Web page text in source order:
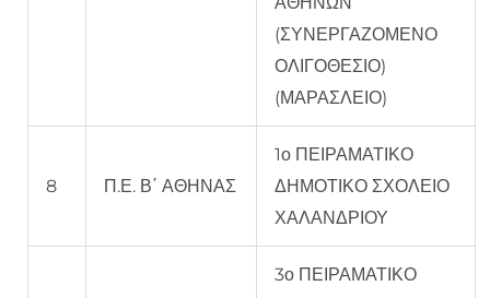
(ΣΥΝΕΡΓΑΖΟΜΕΝΟ
ΟΛΙΓΟΘΕΣΙΟ)
(ΜΑΡΑΣΛΕΙΟ)
8 Π.Ε. Β΄ ΑΘΗΝΑΣ
1ο ΠΕΙΡΑΜΑΤΙΚΟ
ΔΗΜΟΤΙΚΟ ΣΧΟΛΕΙΟ
ΧΑΛΑΝΔΡΙΟΥ
3ο ΠΕΙΡΑΜΑΤΙΚΟ